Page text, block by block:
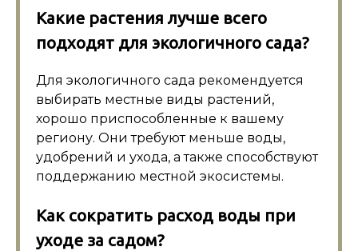
Какие растения лучше всего
подходят для экологичного сада?
Для экологичного сада рекомендуется
выбирать местные виды растений,
хорошо приспособленные к вашему
региону. Они требуют меньше воды,
удобрений и ухода, а также способствуют
поддержанию местной экосистемы.
Как сократить расход воды при
уходе за садом?